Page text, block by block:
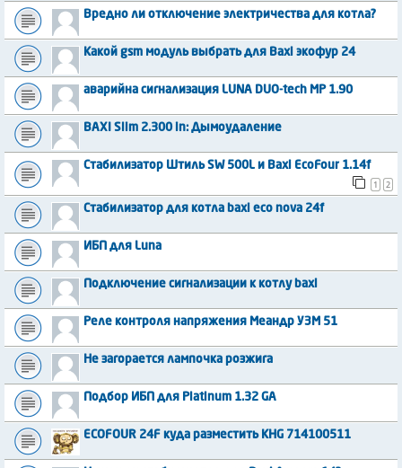
Вредно ли отключение электричества для котла?
Какой gsm модуль выбрать для Baxi экофур 24
аварийна сигнализация LUNA DUO-tech MP 1.90
BAXI Slim 2.300 in: Дымоудаление
Стабилизатор Штиль SW 500L и Baxi EcoFour 1.14f
1
2
Стабилизатор для котла baxi eco nova 24f
ИБП для Luna
Подключение сигнализации к котлу baxi
Реле контроля напряжения Меандр УЗМ 51
Не загорается лампочка розжига
Подбор ИБП для Platinum 1.32 GA
ECOFOUR 24F куда разместить KHG 714100511